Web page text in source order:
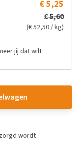
€ 5,25
€ 5,60
(€ 52,50 / kg)
jij dat wilt
wordt